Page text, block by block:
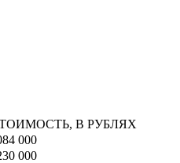
В РУБЛЯХ
000
000